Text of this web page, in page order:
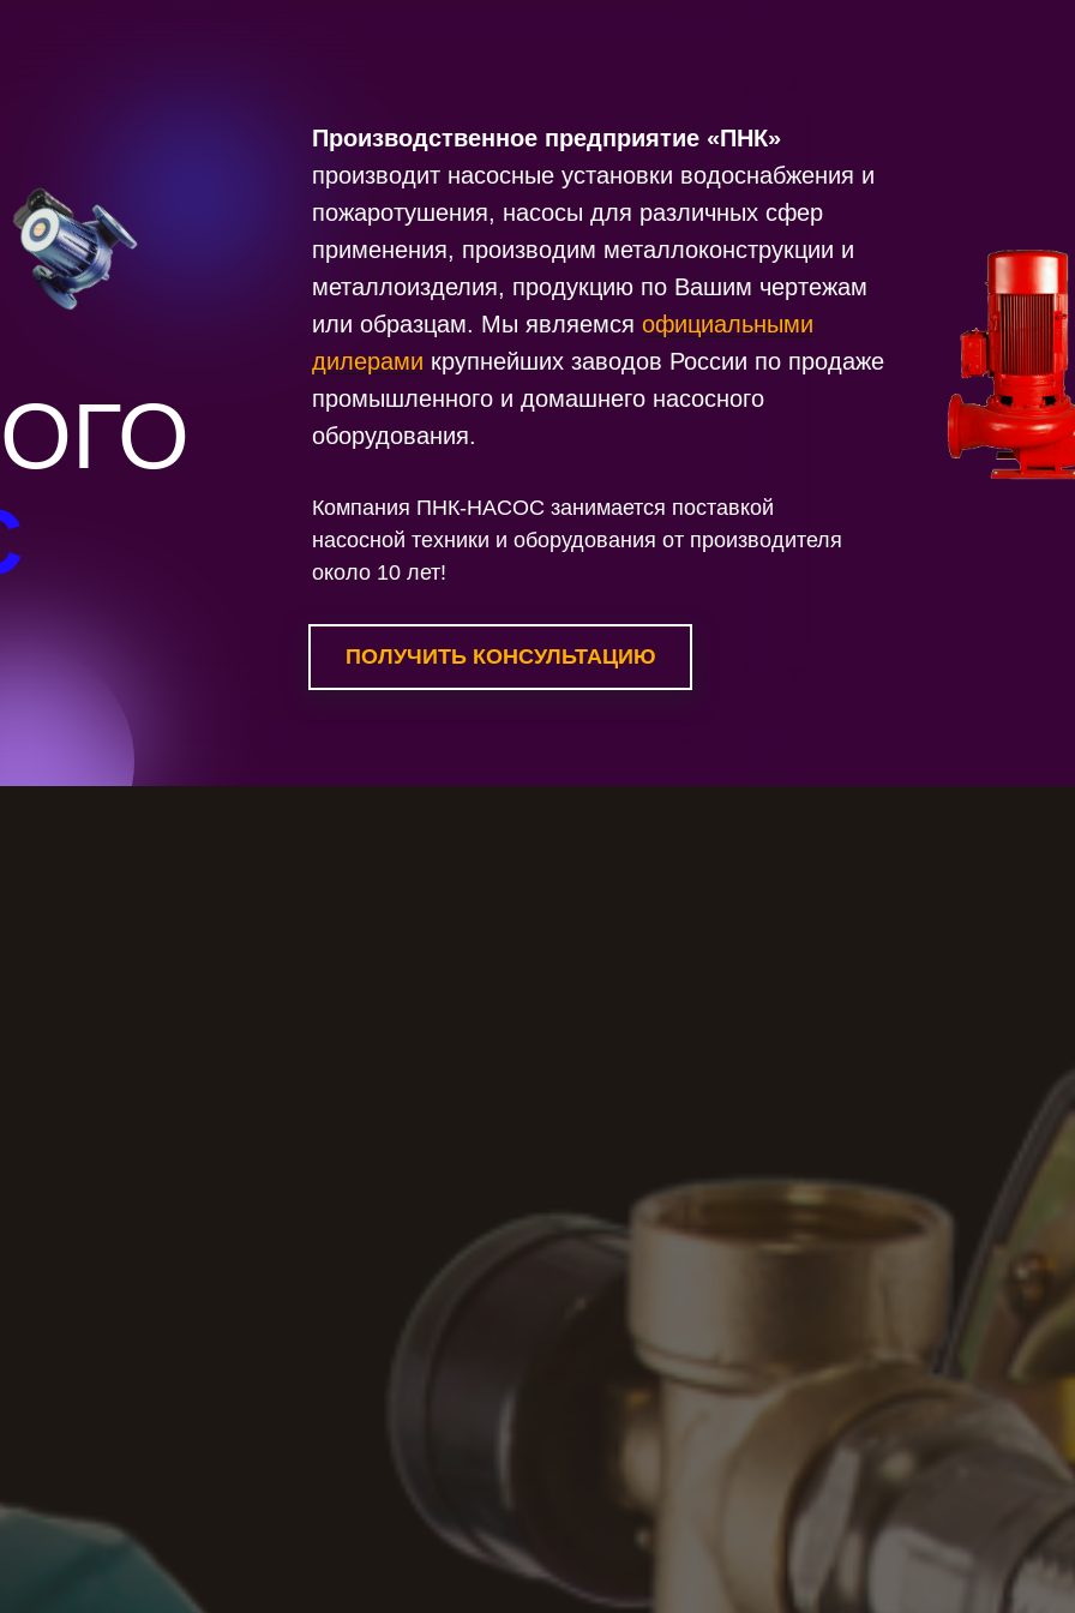
Производственное предприятие «ПНК»
производит насосные установки водоснабжения и
пожаротушения, насосы для различных сфер
применения, производим металлоконструкции и
металлоизделия, продукцию по Вашим чертежам
или образцам. Мы являемся официальными
дилерами крупнейших заводов России по продаже
промышленного и домашнего насосного
оборудования.
Компания ПНК-НАСОС занимается поставкой
насосной техники и оборудования от производителя
около 10 лет!
ПОЛУЧИТЬ КОНСУЛЬТАЦИЮ